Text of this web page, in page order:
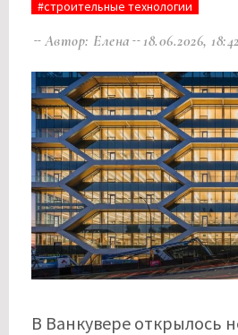
#строительные технологии
Автор: Елена 18.06.2026, 18:42
В Ванкувере открылось